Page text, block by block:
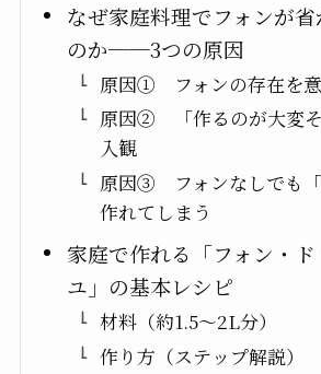
なぜ家庭料理でフォンが
のか──3つの原因
原因① フォンの存在を
原因② 「作るのが大変
入観
原因③ フォンなしでも「
作れてしまう
家庭で作れる「フォン・ド
ユ」の基本レシピ
材料（約1.5〜2L分）
作り方（ステップ解説）